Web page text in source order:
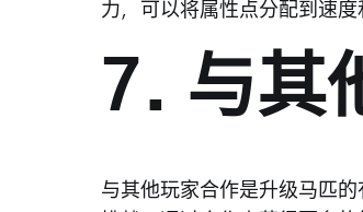
力，可以将属性点分配到速度
7. 与其
与其他玩家合作是升级马匹